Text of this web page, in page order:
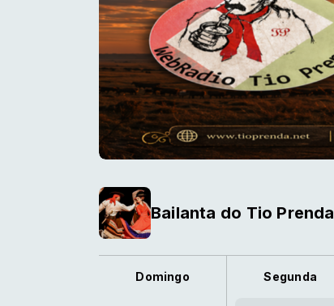
Bailanta do Tio Prenda
Domingo Segunda